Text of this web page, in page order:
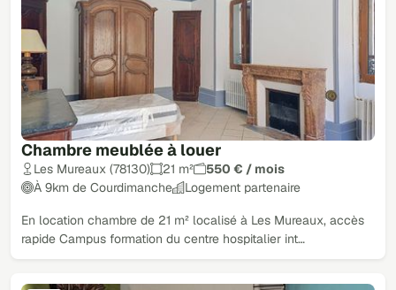
Chambre meublée à louer
Les Mureaux (78130) 21 m²
550 € / mois
À 9km de Courdimanche
Logement partenaire
En location chambre de 21 m² localisé à Les Mureaux, accès
rapide Campus formation du centre hospitalier int…